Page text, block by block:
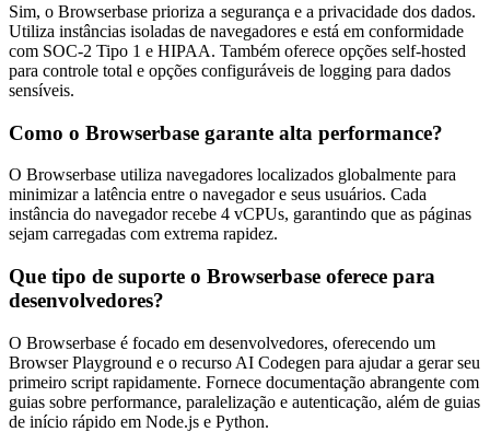
Sim, o Browserbase prioriza a segurança e a privacidade dos dados.
Utiliza instâncias isoladas de navegadores e está em conformidade
com SOC-2 Tipo 1 e HIPAA. Também oferece opções self-hosted
para controle total e opções configuráveis de logging para dados
sensíveis.
Como o Browserbase garante alta performance?
O Browserbase utiliza navegadores localizados globalmente para
minimizar a latência entre o navegador e seus usuários. Cada
instância do navegador recebe 4 vCPUs, garantindo que as páginas
sejam carregadas com extrema rapidez.
Que tipo de suporte o Browserbase oferece para
desenvolvedores?
O Browserbase é focado em desenvolvedores, oferecendo um
Browser Playground e o recurso AI Codegen para ajudar a gerar seu
primeiro script rapidamente. Fornece documentação abrangente com
guias sobre performance, paralelização e autenticação, além de guias
de início rápido em Node.js e Python.